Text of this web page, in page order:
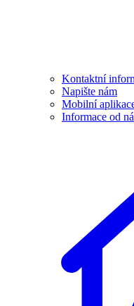
Kontaktní
Napište nám
Mobilní
Informace od